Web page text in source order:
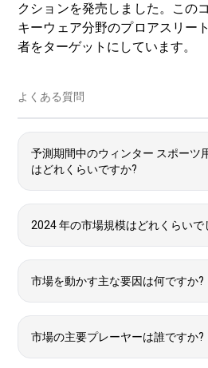
クションを発売しました。この
キーウェア分野のプロアスリー
者をターゲットにしています。
よくある質問
予測期間中のウィンター スポーツ
はどれくらいですか?
2024 年の市場規模はどれくらいで
市場を動かす主な要因は何ですか?
市場の主要プレーヤーは誰ですか?